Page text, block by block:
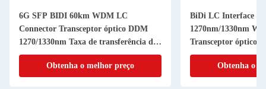
6G SFP BIDI 60km WDM LC
Connector Transceptor óptico DDM
1270/1330nm Taxa de transferência de
dados 6G Modulo de transceptor de
fibra de modo único
Obtenha o melhor preço
BiDi LC Interface
1270nm/1330nm
Transceptor óptico
de fibra óptica de
Obtenha o